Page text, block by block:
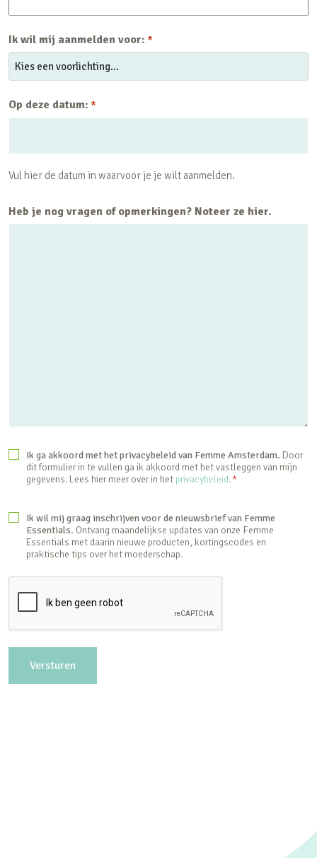
Ik wil mij aanmelden voor: *
Op deze datum: *
Vul hier de datum in waarvoor je je wilt aanmelden.
Heb je nog vragen of opmerkingen? Noteer ze hier.
P
v
Ik ga akkoord met het privacybeleid van Femme Amsterdam. Door
dit formulier in te vullen ga ik akkoord met het vastleggen van mijn
gegevens. Lees hier meer over in het privacybeleid.*
N
s
r
Ik wil mij graag inschrijven voor de nieuwsbrief van Femme
Essentials. Ontvang maandelijkse updates van onze Femme
Essentials met daarin nieuwe producten, kortingscodes en
praktische tips over het moederschap.